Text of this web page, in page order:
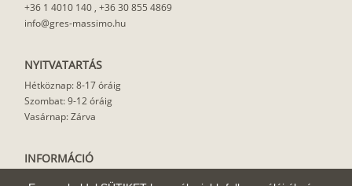
+36 1 4010 140 , +36 30 855 4869
info@gres-massimo.hu
NYITVATARTÁS
Hétköznap: 8-17 óráig
Szombat: 9-12 óráig
Vasárnap: Zárva
INFORMÁCIÓ